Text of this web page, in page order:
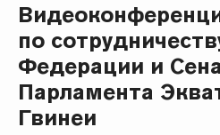
по
Федерации и
Парламента
Гвинеи